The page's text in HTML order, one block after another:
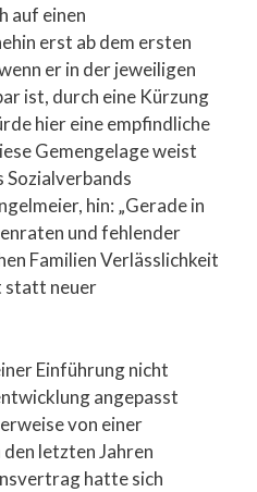
auf einen
erst ab dem ersten
er in der jeweiligen
ist, durch eine Kürzung
hier eine empfindliche
Gemengelage weist
Sozialverbands
hin: „Gerade in
und fehlender
Familien Verlässlichkeit
statt neuer
Einführung nicht
angepasst
von einer
letzten Jahren
hatte sich